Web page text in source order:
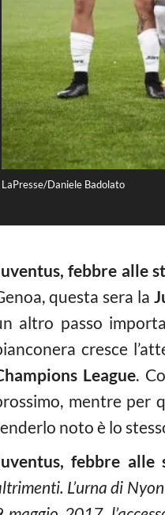
LaPresse/Daniele Badolato
febbre alle
questa sera la
altro passo
cresce
League.
mentre per
noto è lo
febbre
L’urna di